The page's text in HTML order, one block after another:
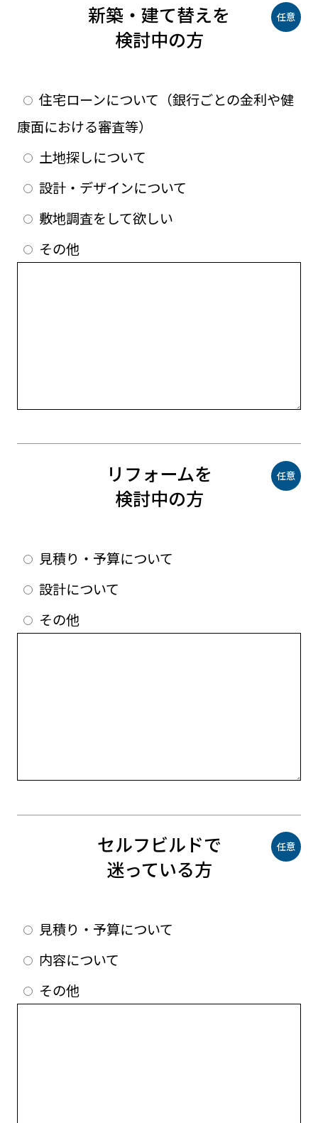
新築・建て替えを
検討中の方
任意
住宅ローンについて（銀行ごとの金利や健
康面における審査等）
土地探しについて
設計・デザインについて
敷地調査をして欲しい
その他
リフォームを
検討中の方
任意
見積り・予算について
設計について
その他
セルフビルドで
迷っている方
任意
見積り・予算について
内容について
その他